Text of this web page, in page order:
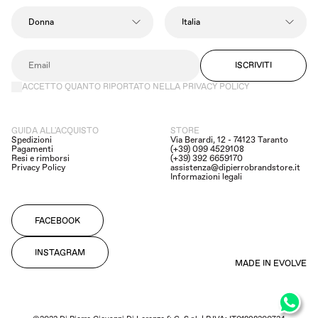
ISCRIVITI
ACCETTO QUANTO RIPORTATO NELLA PRIVACY POLICY
GUIDA ALL'ACQUISTO
Spedizioni
Pagamenti
Resi e rimborsi
Privacy Policy
STORE
Via Berardi, 12 - 74123 Taranto
(+39) 099 4529108
(+39) 392 6659170
assistenza@dipierrobrandstore.it
Informazioni legali
FACEBOOK
INSTAGRAM
MADE IN EVOLVE